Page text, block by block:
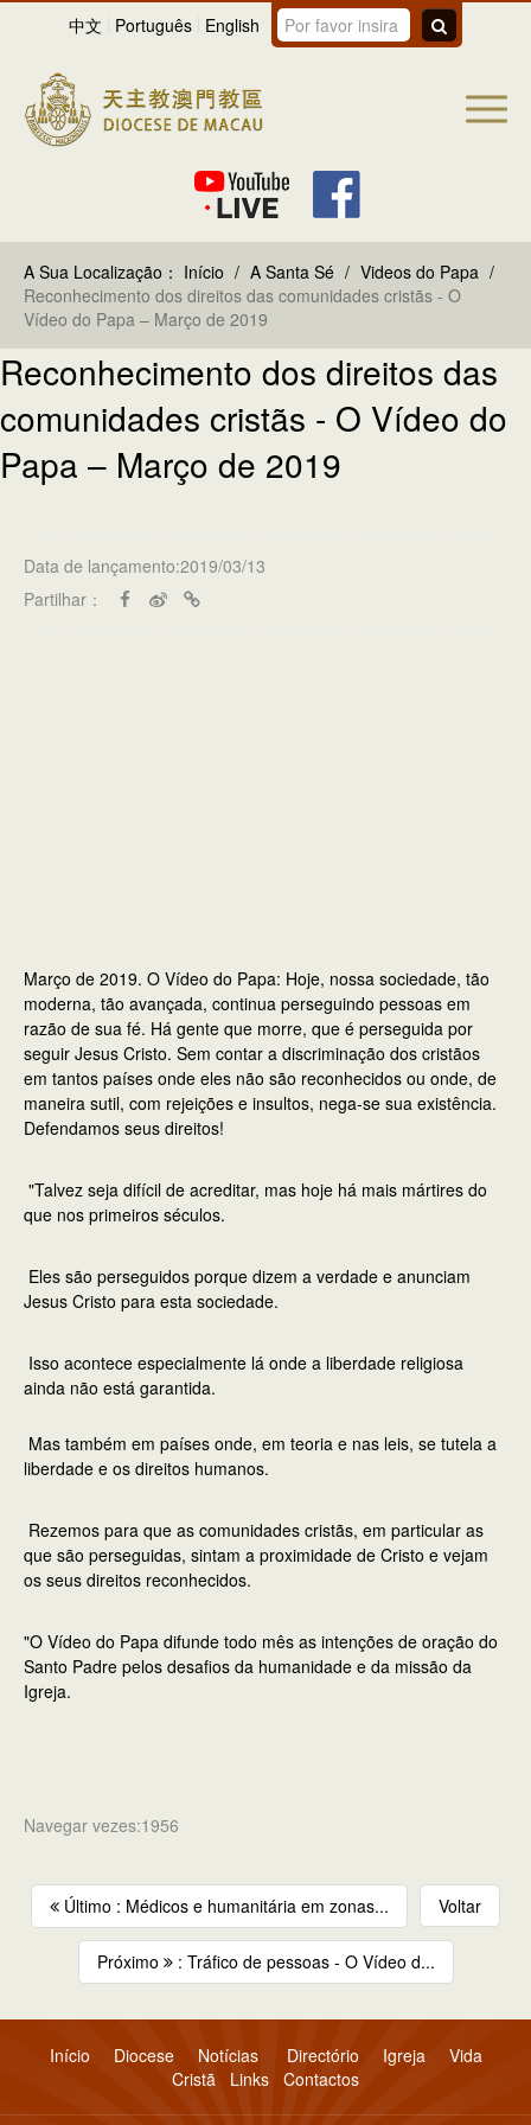
中文 Português English
A Sua Localização： Início / A Santa Sé / Videos do Papa /
Reconhecimento dos direitos das comunidades cristãs - O
Vídeo do Papa – Março de 2019
Reconhecimento dos direitos das
comunidades cristãs - O Vídeo do
Papa – Março de 2019
Data de lançamento:2019/03/13
Partilhar：
Março de 2019. O Vídeo do Papa: Hoje, nossa sociedade, tão
moderna, tão avançada, continua perseguindo pessoas em
razão de sua fé. Há gente que morre, que é perseguida por
seguir Jesus Cristo. Sem contar a discriminação dos cristãos
em tantos países onde eles não são reconhecidos ou onde, de
maneira sutil, com rejeições e insultos, nega-se sua existência.
Defendamos seus direitos!
"Talvez seja difícil de acreditar, mas hoje há mais mártires do
que nos primeiros séculos.
Eles são perseguidos porque dizem a verdade e anunciam
Jesus Cristo para esta sociedade.
Isso acontece especialmente lá onde a liberdade religiosa
ainda não está garantida.
Mas também em países onde, em teoria e nas leis, se tutela a
liberdade e os direitos humanos.
Rezemos para que as comunidades cristãs, em particular as
que são perseguidas, sintam a proximidade de Cristo e vejam
os seus direitos reconhecidos.
"O Vídeo do Papa difunde todo mês as intenções de oração do
Santo Padre pelos desafios da humanidade e da missão da
Igreja.
Navegar vezes:1956
Último : Médicos e humanitária em zonas... Voltar
Próximo : Tráfico de pessoas - O Vídeo d...
Início Diocese Notícias Directório Igreja
Vida
Cristã
Links Contactos